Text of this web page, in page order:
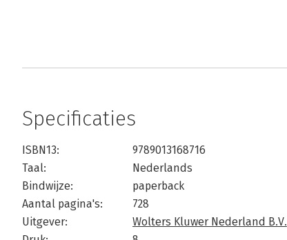
Specificaties
ISBN13:
9789013168716
Taal:
Nederlands
Bindwijze:
paperback
Aantal pagina's:
728
Uitgever:
Wolters Kluwer Nederland B.V.